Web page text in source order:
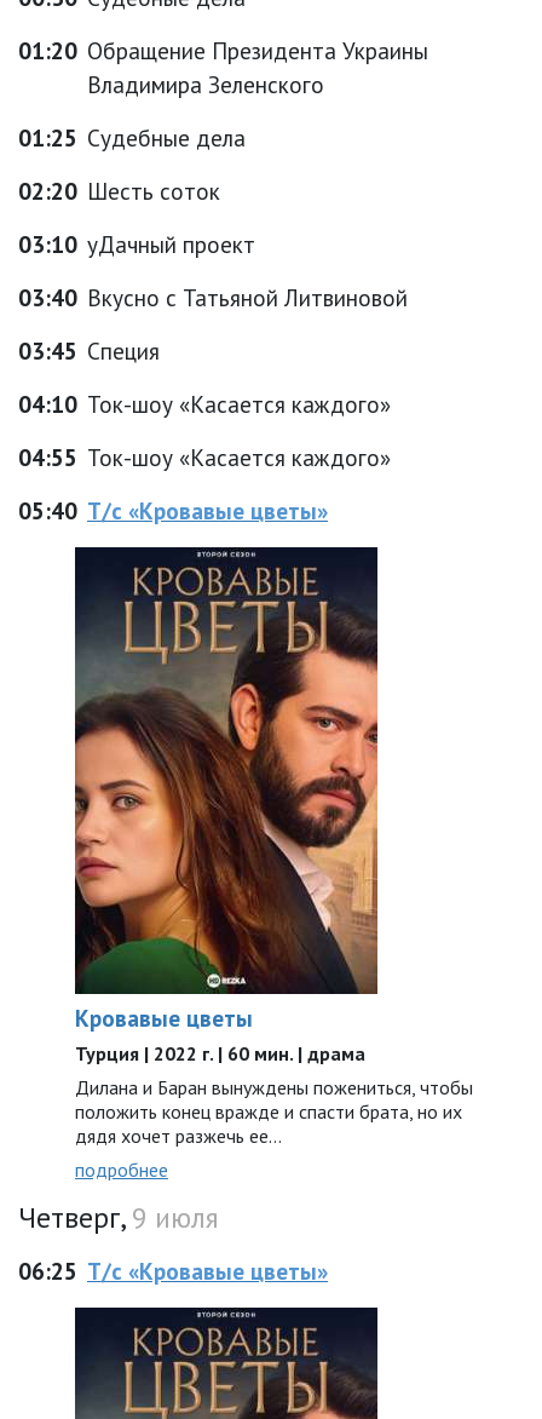
01:20 Обращение Президента Украины
Владимира Зеленского
01:25 Судебные дела
02:20 Шесть соток
03:10 уДачный проект
03:40 Вкусно с Татьяной Литвиновой
03:45 Специя
04:10 Ток-шоу «Касается каждого»
04:55 Ток-шоу «Касается каждого»
05:40 Т/с «Кровавые цветы»
Кровавые цветы
Турция | 2022 г. | 60 мин. | драма
Дилана и Баран вынуждены пожениться, чтобы
положить конец вражде и спасти брата, но их
дядя хочет разжечь ее…
подробнее
Четверг,9 июля
06:25 Т/с «Кровавые цветы»